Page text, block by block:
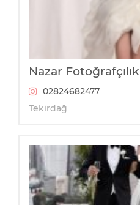
Nazar Fotoğrafçılık
02824682477
Tekirdağ